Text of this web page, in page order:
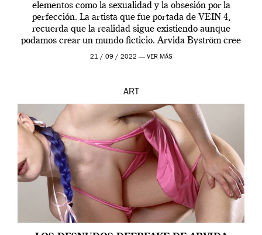
elementos como la sexualidad y la obsesión por la
perfección. La artista que fue portada de VEIN 4,
recuerda que la realidad sigue existiendo aunque
podamos crear un mundo ficticio. Arvida Byström cree
que los humanos tienen un complejo […]
21 / 09 / 2022 — VER MÁS
ART